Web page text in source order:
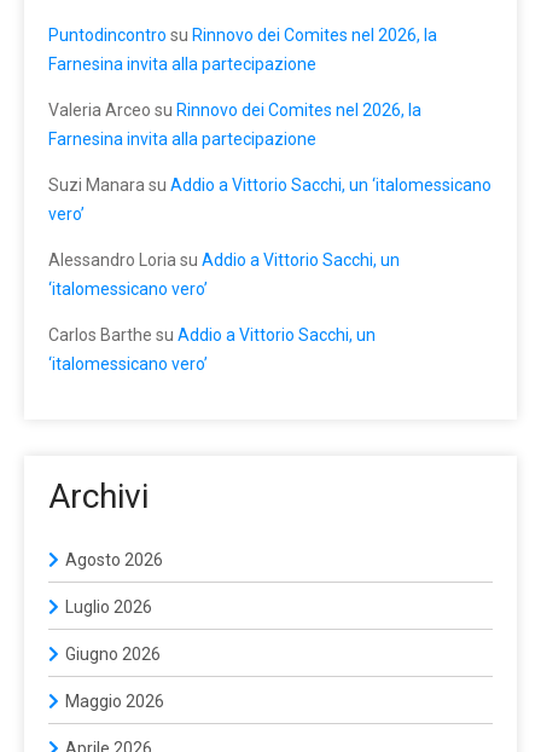
Puntodincontro su Rinnovo dei Comites nel 2026, la
Farnesina invita alla partecipazione
Valeria Arceo su Rinnovo dei Comites nel 2026, la
Farnesina invita alla partecipazione
Suzi Manara su Addio a Vittorio Sacchi, un ‘italomessicano
vero’
Alessandro Loria su Addio a Vittorio Sacchi, un
‘italomessicano vero’
Carlos Barthe su Addio a Vittorio Sacchi, un
‘italomessicano vero’
Archivi
Agosto 2026
Luglio 2026
Giugno 2026
Maggio 2026
Aprile 2026